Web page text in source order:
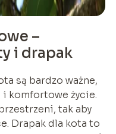
–
i drapak
są bardzo ważne,
i komfortowe życie.
tak aby
Drapak dla kota to